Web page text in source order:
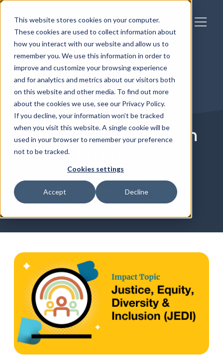
This website stores cookies on your computer.
These cookies are used to collect information about
how you interact with our website and allow us to
remember you. We use this information in order to
improve and customize your browsing experience
and for analytics and metrics about our visitors both
on this website and other media. To find out more
about the cookies we use, see our Privacy Policy.
If you decline, your information won’t be tracked
when you visit this website. A single cookie will be
used in your browser to remember your preference
not to be tracked.
Cookies settings
Accept Decline
Rechtvaardigheid,
gelijkheid, diversiteit en
inclusie (JEDI)
Written by Laura
2 min reading time